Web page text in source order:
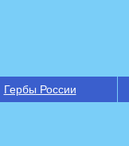
Гербы России